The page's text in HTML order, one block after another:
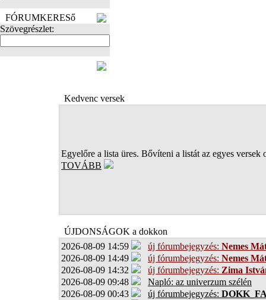
FÓRUMKERESő
Szövegrészlet:
Kedvenc versek
Egyelőre a lista üres. Bővíteni a listát az egyes versek
TOVÁBB
ÚJDONSÁGOK a dokkon
2026-08-09 14:59
új fórumbejegyzés: Nemes
2026-08-09 14:49
új fórumbejegyzés: Nemes
2026-08-09 14:32
új fórumbejegyzés: Zima
2026-08-09 09:48
Napló: az univerzum szélén
2026-08-09 00:43
új fórumbejegyzés: